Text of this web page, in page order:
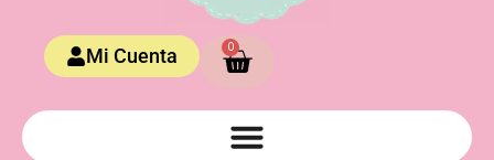
Mi Cuenta 0
Carrito